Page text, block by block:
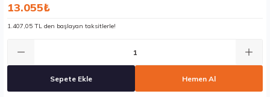
13.055₺
1.407,05 TL den başlayan taksitlerle!
Sepete Ekle Hemen Al